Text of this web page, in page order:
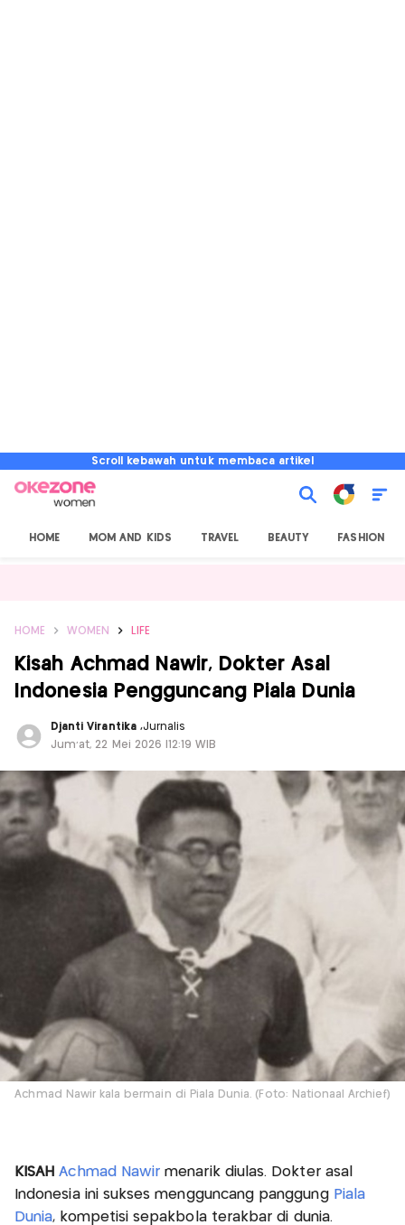
Scroll kebawah untuk membaca artikel
HOME MOM AND KIDS TRAVEL BEAUTY FASHION
HOME WOMEN LIFE
Kisah Achmad Nawir, Dokter Asal
Indonesia Pengguncang Piala Dunia
Djanti Virantika ,Jurnalis
Jum'at, 22 Mei 2026 |12:19 WIB
Achmad Nawir kala bermain di Piala Dunia. (Foto: Nationaal Archief)
KISAHAchmad Nawir menarik diulas. Dokter asal
Indonesia ini sukses mengguncang panggung Piala
Dunia, kompetisi sepakbola terakbar di dunia.